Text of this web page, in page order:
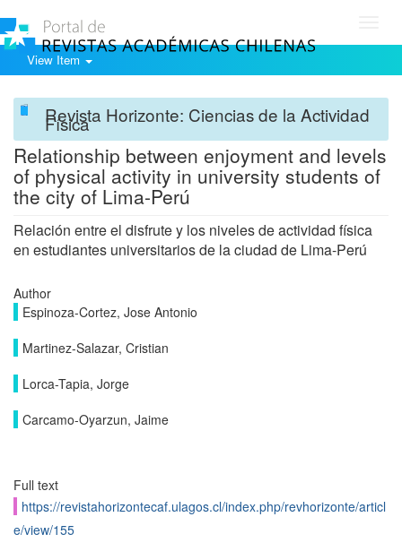
View Item
Revista Horizonte: Ciencias de la Actividad
Física
Relationship between enjoyment and levels
of physical activity in university students of
the city of Lima-Perú
Relación entre el disfrute y los niveles de actividad física
en estudiantes universitarios de la ciudad de Lima-Perú
Author
Espinoza-Cortez, Jose Antonio
Martinez-Salazar, Cristian
Lorca-Tapia, Jorge
Carcamo-Oyarzun, Jaime
Full text
https://revistahorizontecaf.ulagos.cl/index.php/revhorizonte/articl
e/view/155